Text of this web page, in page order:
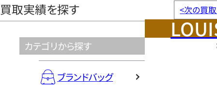
買取実績を探す
カテゴリから探す
ブランドバッグ
<次の買